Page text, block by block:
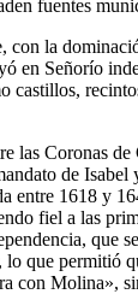
fuentes
la
en Señorío
castillos,
las Coronas
de
entre 1618 y
fiel a las
que
que permitió
con Molina»,